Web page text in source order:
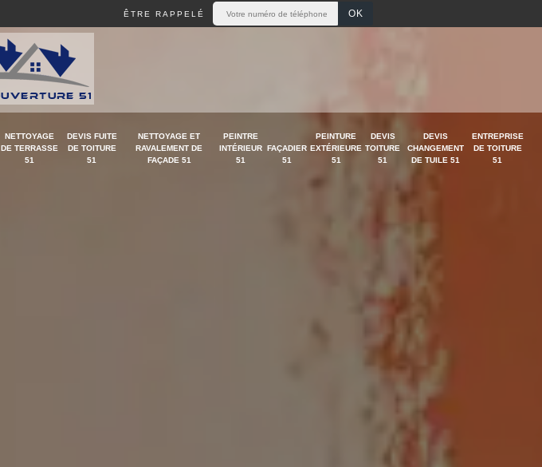
ÊTRE RAPPELÉ
NETTOYAGE
DE TERRASSE
51
DEVIS FUITE
DE TOITURE
51
NETTOYAGE ET
RAVALEMENT DE
FAÇADE 51
PEINTRE
INTÉRIEUR
51
FAÇADIER
51
PEINTURE
EXTÉRIEURE
51
DEVIS
TOITURE
51
DEVIS
CHANGEMENT
DE TUILE 51
ENTREPRISE
DE TOITURE
51